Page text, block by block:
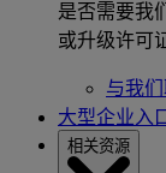
是否需要我
或升级许可
与我
大型企业入
相关资源